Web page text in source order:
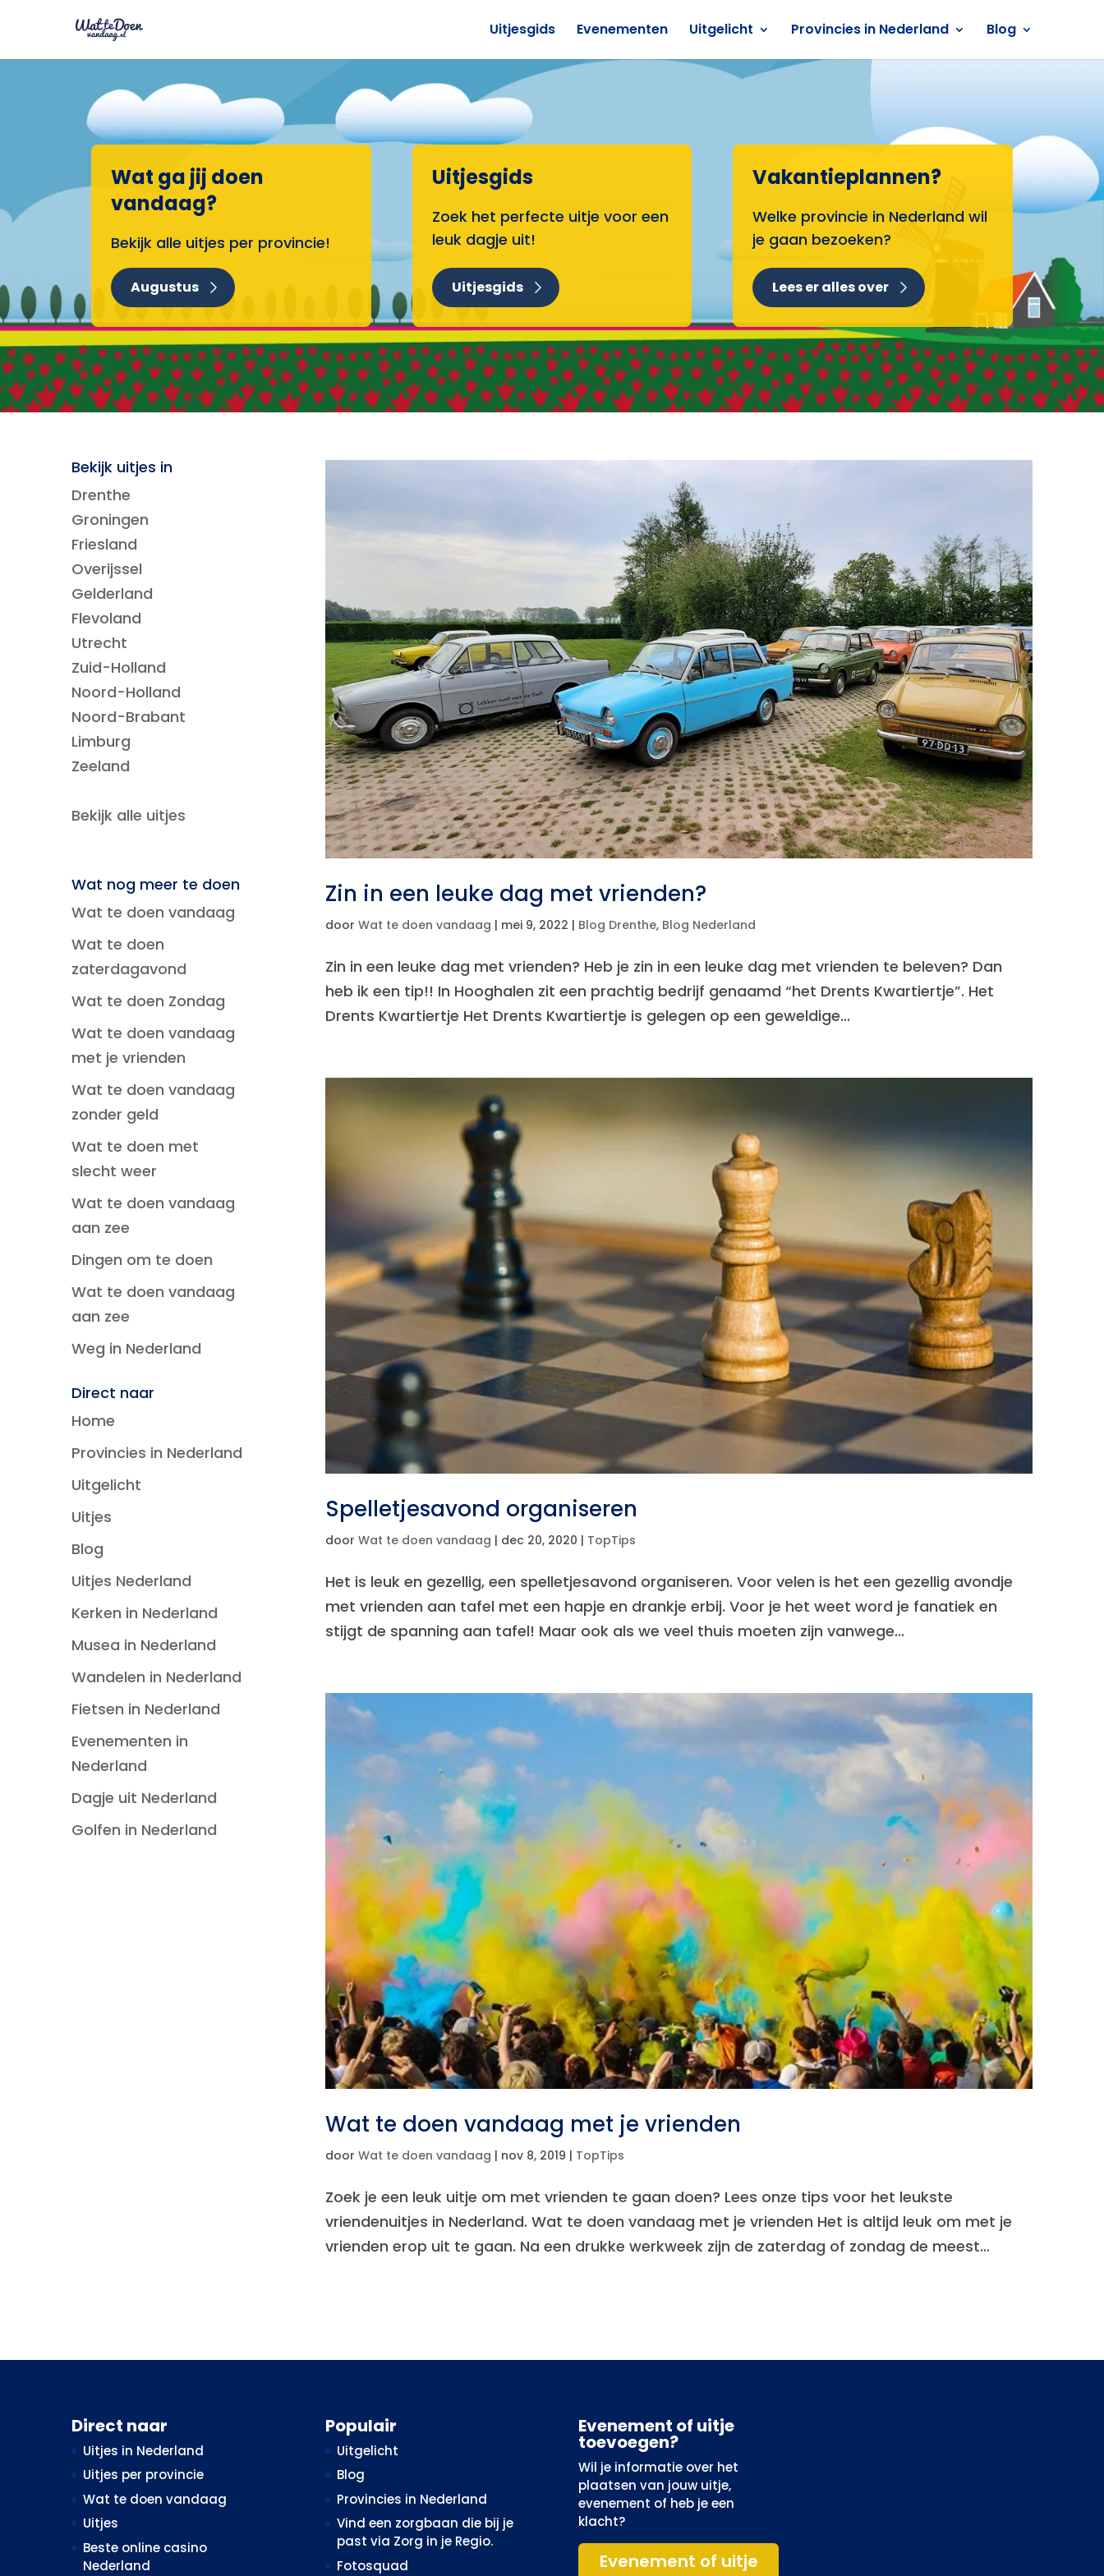
Uitjesgids Evenementen Uitgelicht Provincies in Nederland Blog
Wat ga jij doen
vandaag?
Bekijk alle uitjes per provincie!
Augustus
Uitjesgids
Zoek het perfecte uitje voor een
leuk dagje uit!
Uitjesgids
Vakantieplannen?
Welke provincie in Nederland wil
je gaan bezoeken?
Lees er alles over
Zin in een leuke dag met vrienden?
door Wat te doen vandaag | mei 9, 2022 | Blog Drenthe, Blog Nederland
Zin in een leuke dag met vrienden? Heb je zin in een leuke dag met vrienden te beleven? Dan
heb ik een tip!! In Hooghalen zit een prachtig bedrijf genaamd “het Drents Kwartiertje”. Het
Drents Kwartiertje Het Drents Kwartiertje is gelegen op een geweldige...
Spelletjesavond organiseren
door Wat te doen vandaag | dec 20, 2020 | TopTips
Het is leuk en gezellig, een spelletjesavond organiseren. Voor velen is het een gezellig avondje
met vrienden aan tafel met een hapje en drankje erbij. Voor je het weet word je fanatiek en
stijgt de spanning aan tafel! Maar ook als we veel thuis moeten zijn vanwege...
Wat te doen vandaag met je vrienden
door Wat te doen vandaag | nov 8, 2019 | TopTips
Zoek je een leuk uitje om met vrienden te gaan doen? Lees onze tips voor het leukste
vriendenuitjes in Nederland. Wat te doen vandaag met je vrienden Het is altijd leuk om met je
vrienden erop uit te gaan. Na een drukke werkweek zijn de zaterdag of zondag de meest...
Bekijk uitjes in
Drenthe
Groningen
Friesland
Overijssel
Gelderland
Flevoland
Utrecht
Zuid-Holland
Noord-Holland
Noord-Brabant
Limburg
Zeeland
Bekijk alle uitjes
Wat nog meer te doen
Wat te doen vandaag
Wat te doen
zaterdagavond
Wat te doen Zondag
Wat te doen vandaag
met je vrienden
Wat te doen vandaag
zonder geld
Wat te doen met
slecht weer
Wat te doen vandaag
aan zee
Dingen om te doen
Wat te doen vandaag
aan zee
Weg in Nederland
Direct naar
Home
Provincies in Nederland
Uitgelicht
Uitjes
Blog
Uitjes Nederland
Kerken in Nederland
Musea in Nederland
Wandelen in Nederland
Fietsen in Nederland
Evenementen in
Nederland
Dagje uit Nederland
Golfen in Nederland
Direct naar
Uitjes in Nederland
Uitjes per provincie
Wat te doen vandaag
Uitjes
Beste online casino
Nederland
Populair
Uitgelicht
Blog
Provincies in Nederland
Vind een zorgbaan die bij je
past via Zorg in je Regio.
Fotosquad
Evenement of uitje
toevoegen?
Wil je informatie over het
plaatsen van jouw uitje,
evenement of heb je een
klacht?
Evenement of uitje